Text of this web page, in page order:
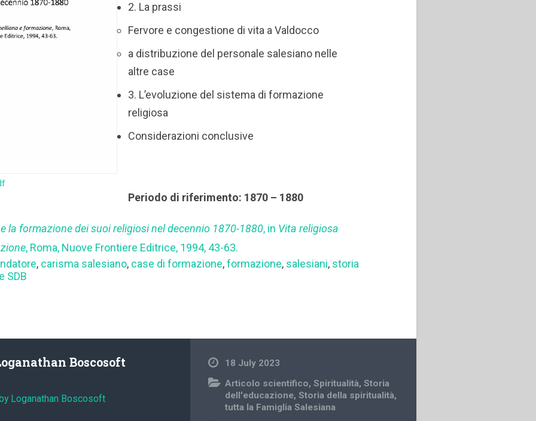
2. La prassi
Fervore e congestione di vita a Valdocco
a distribuzione del personale salesiano nelle
altre case
3. L’evoluzione del sistema di formazione
religiosa
Considerazioni conclusive
Periodo di riferimento: 1870 – 1880
la formazione dei suoi religiosi nel decennio 1870-1880, in Vita religiosa
, Roma, Nuove Frontiere Editrice, 1994, 43-63.
, carisma salesiano, case di formazione,formazione, salesiani, storia
SDB
Boscosoft
Loganathan Boscosoft
18 July 2023
Articolo scientifico,Spiritualità,Storia
dell'educazione,Storia della spiritualità,
tutta la Famiglia Salesiana